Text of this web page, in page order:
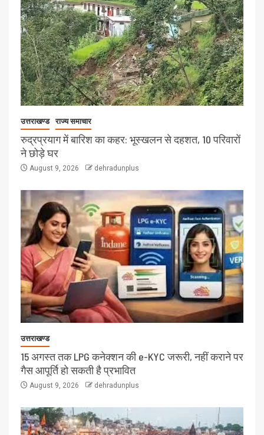
उत्तराखण्ड राज्य समाचार
रुद्रप्रयाग में बारिश का कहर: भूस्खलन से दहशत, 10 परिवारों
ने छोड़े घर
August 9, 2026 dehradunplus
उत्तराखण्ड
15 अगस्त तक LPG कनेक्शन की e-KYC जरूरी, नहीं कराने पर
गैस आपूर्ति हो सकती है प्रभावित
August 9, 2026 dehradunplus